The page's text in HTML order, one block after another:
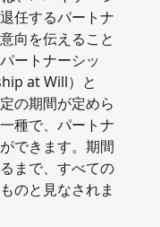
任するパートナ
向を伝えること
ートナーシッ
at Will）と
の期間が定めら
種で、パートナ
できます。期間
まで、すべての
のと見なされま